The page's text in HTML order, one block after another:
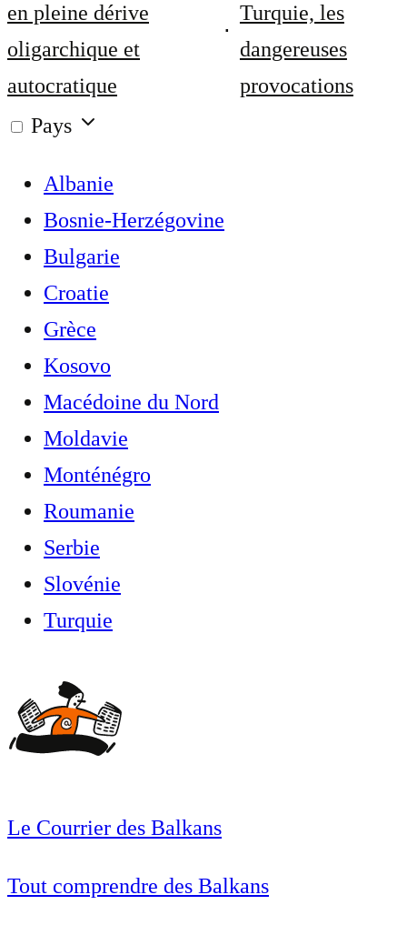
en pleine dérive
oligarchique et
autocratique
Turquie, les
dangereuses
provocations
Pays
Albanie
Bosnie-Herzégovine
Bulgarie
Croatie
Grèce
Kosovo
Macédoine du Nord
Moldavie
Monténégro
Roumanie
Serbie
Slovénie
Turquie
Le Courrier des Balkans
Tout comprendre des Balkans